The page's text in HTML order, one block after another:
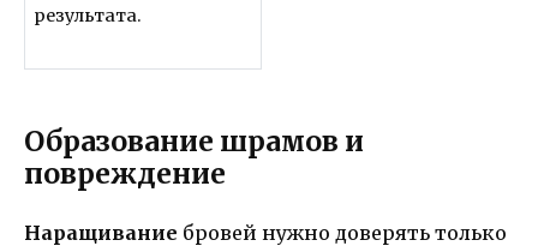
результата.
Образование шрамов и
повреждение
Наращивание бровей нужно доверять только